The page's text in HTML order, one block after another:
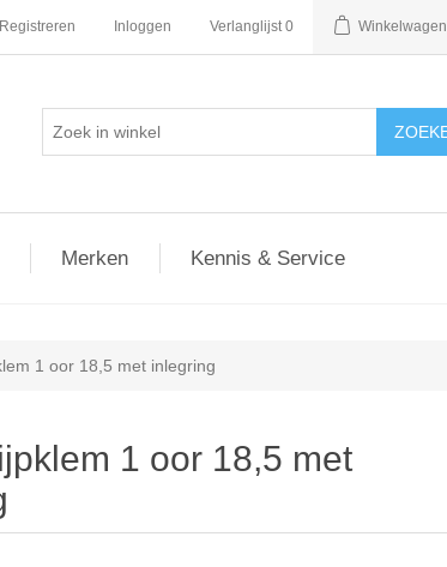
Registreren Inloggen Verlanglijst 0 Winkelwagen
Merken Kennis & Service
1 oor 18,5 met inlegring
1 oor 18,5 met